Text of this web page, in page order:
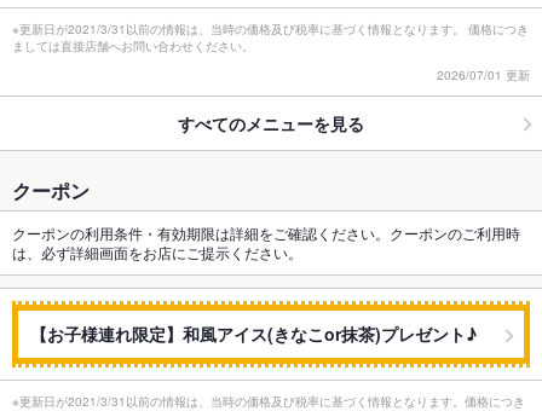
※更新日が2021/3/31以前の情報は、当時の価格及び税率に基づく情報となります。 価格につき
ましては直接店舗へお問い合わせください。
2026/07/01 更新
すべてのメニューを見る
クーポン
クーポンの利用条件・有効期限は詳細をご確認ください。クーポンのご利用時
は、必ず詳細画面をお店にご提示ください。
【お子様連れ限定】和風アイス(きなこor抹茶)プレゼント♪
※更新日が2021/3/31以前の情報は、当時の価格及び税率に基づく情報となります。価格につき